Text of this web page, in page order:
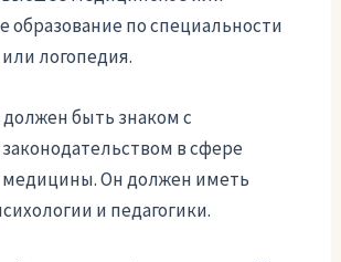
образование по специальности
логопедия.
быть знаком с
в сфере
медицины. Он должен иметь
и педагогики.